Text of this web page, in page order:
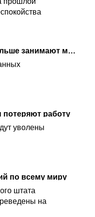
Трудовая революция: иностранные работники все больше занимают места израильтян
потеряют работу
уволены
по всему миру
штата
на